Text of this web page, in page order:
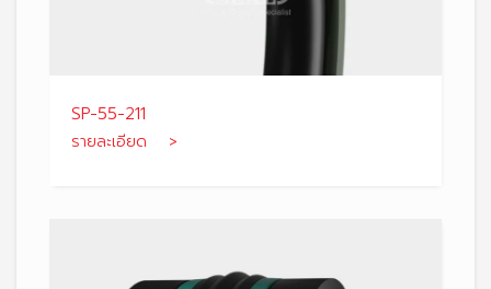
SP-55-211
รายละเอียด >